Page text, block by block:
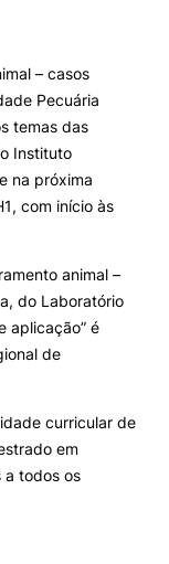
Úteis
reservados.
– casos
Pecuária
temas das
Instituto
na próxima
com início às
animal –
do Laboratório
aplicação” é
de
curricular de
em
a todos os